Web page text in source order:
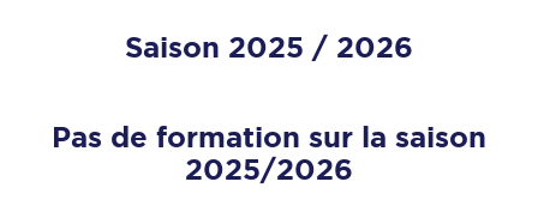
Saison 2025 / 2026
Pas de formation sur la saison
2025/2026